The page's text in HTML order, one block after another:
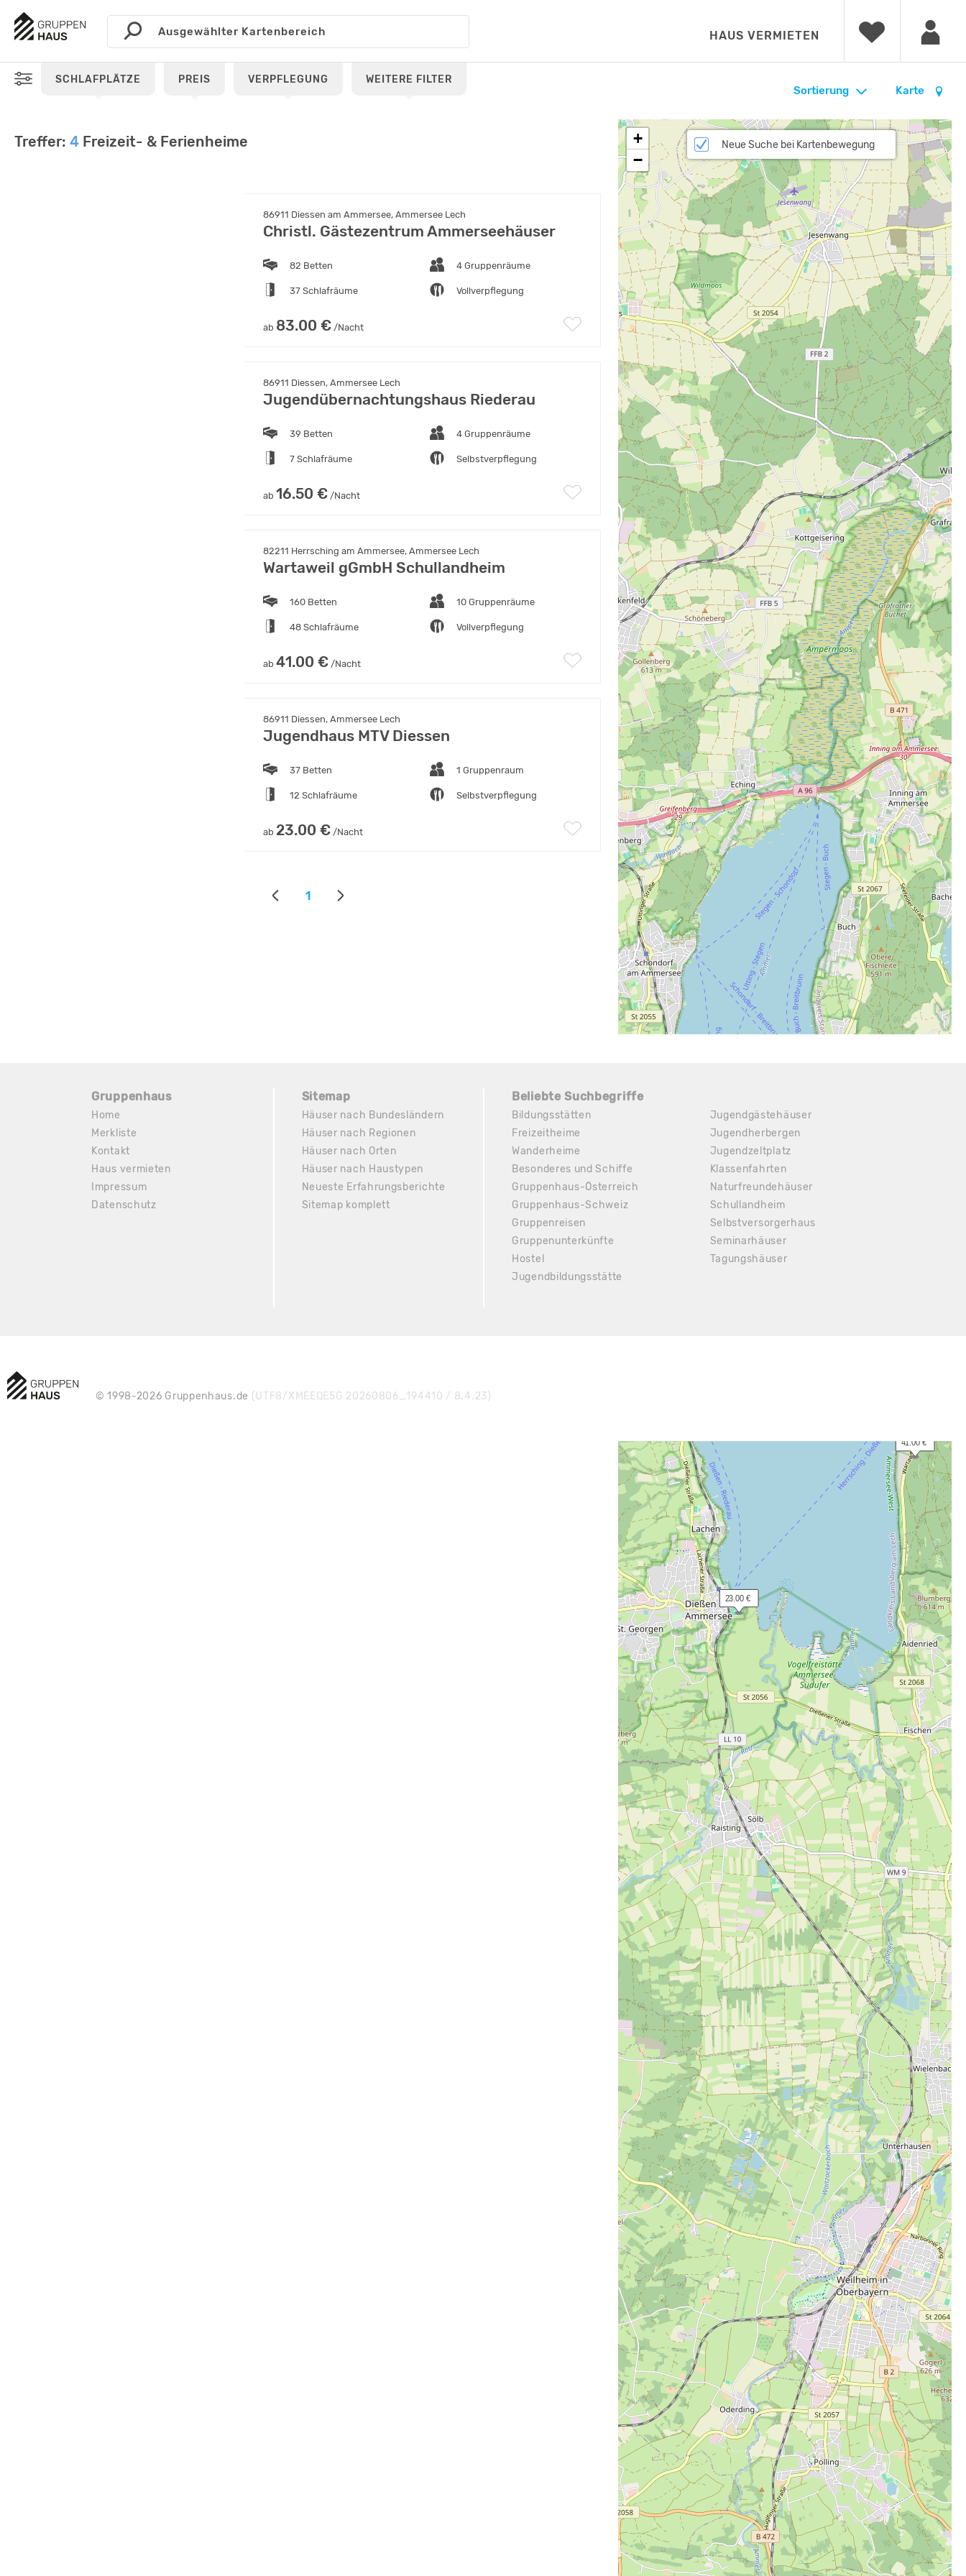
HAUS VERMIETEN
SCHLAFPLÄTZE PREIS VERPFLEGUNG WEITERE FILTER
Karte
Sortierung
Treffer: 4 Freizeit- & Ferienheime
86911 Diessen am Ammersee, Ammersee Lech
Christl. Gästezentrum Ammerseehäuser
82 Betten 4 Gruppenräume
37 Schlafräume Vollverpflegung
ab 83.00 € /Nacht
86911 Diessen, Ammersee Lech
Jugendübernachtungshaus Riederau
39 Betten 4 Gruppenräume
7 Schlafräume Selbstverpflegung
ab 16.50 € /Nacht
82211 Herrsching am Ammersee, Ammersee Lech
Wartaweil gGmbH Schullandheim
160 Betten 10 Gruppenräume
48 Schlafräume Vollverpflegung
ab 41.00 € /Nacht
86911 Diessen, Ammersee Lech
Jugendhaus MTV Diessen
37 Betten 1 Gruppenraum
12 Schlafräume Selbstverpflegung
ab 23.00 € /Nacht
1
41.00 €
23.00 €
+
−
Neue Suche bei Kartenbewegung
Gruppenhaus
Home
Merkliste
Kontakt
Haus vermieten
Impressum
Datenschutz
Sitemap
Häuser nach Bundesländern
Häuser nach Regionen
Häuser nach Orten
Häuser nach Haustypen
Neueste Erfahrungsberichte
Sitemap komplett
Beliebte Suchbegriffe
Bildungsstätten
Freizeitheime
Wanderheime
Besonderes und Schiffe
Gruppenhaus-Österreich
Gruppenhaus-Schweiz
Gruppenreisen
Gruppenunterkünfte
Hostel
Jugendbildungsstätte
Jugendgästehäuser
Jugendherbergen
Jugendzeltplatz
Klassenfahrten
Naturfreundehäuser
Schullandheim
Selbstversorgerhaus
Seminarhäuser
Tagungshäuser
© 1998-2026 Gruppenhaus.de (UTF8/XMEEQE5G 20260806_194410 / 8.4.23)